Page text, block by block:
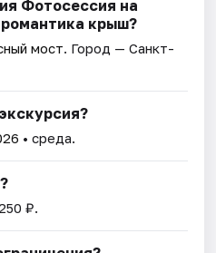
Фотосессия на
крыш?
мост. Город — Санкт-
• среда.
₽.